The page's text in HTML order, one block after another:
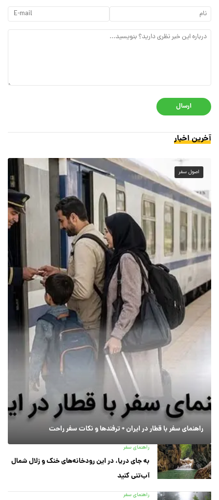
ارسال
آخرین اخبار
اصول سفر
راهنمای سفر با قطار در ایران + ترفندها و نکات سفر راحت
راهنمای سفر
به جای دریا، در این رودخانه‌های خنک و زلال شمال
آب‌تنی کنید
راهنمای سفر